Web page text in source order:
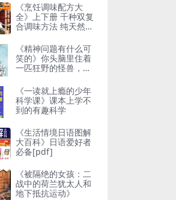
《烹饪调味配方大
全》上下册 千种双复
合调味方法 纯天然配
《精神问题有什么可
笑的》你头脑里住着
一匹狂野的怪兽，你
《一读就上瘾的少年
科学课》课本上学不
到的有趣科学
《生活情境日语图解
大百科》日语爱好者
必备[pdf]
《被隔绝的女孩：二
战中的荷兰犹太人和
地下抵抗运动》